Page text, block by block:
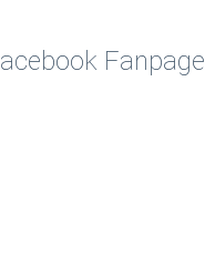
Fanpage